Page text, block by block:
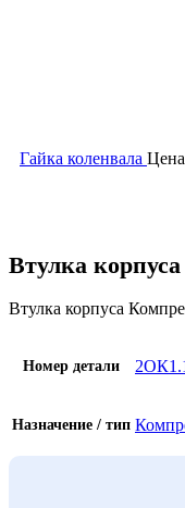
Гайка коленвала
Втулка
Втулка корпуса
Номер детали
Назначение / тип